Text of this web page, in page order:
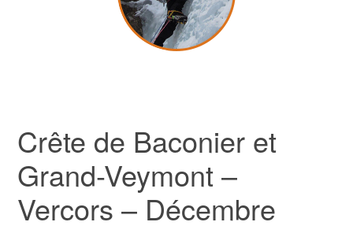
Crête de Baconier et
Grand-Veymont –
Vercors – Décembre